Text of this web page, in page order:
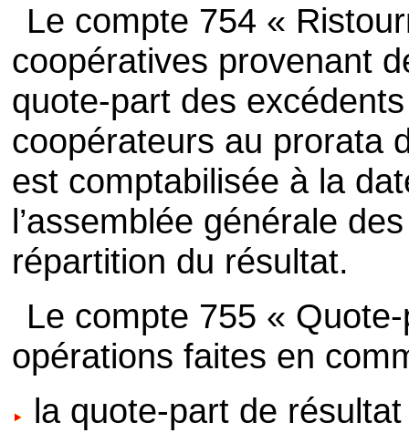
Le compte 754 «
coopératives provenant
quote-part des
coopérateurs au prorata
est comptabilisée à la
l’assemblée générale
répartition du résultat.
Le compte 755 «
opérations faites en
la quote-part de